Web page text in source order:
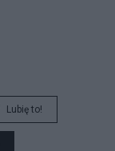
Lubię to!